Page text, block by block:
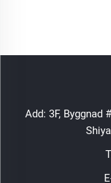
Add: 3F, Byggnad